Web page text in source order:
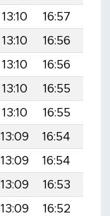
13:10 16:57
13:10 16:56
13:10 16:56
13:10 16:55
13:10 16:55
13:09 16:54
13:09 16:54
13:09 16:53
13:09 16:52